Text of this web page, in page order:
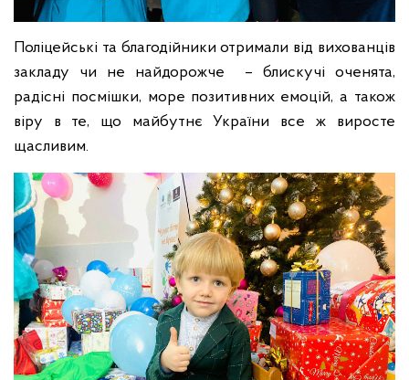
Поліцейські та благодійники отримали від вихованців
закладу чи не найдорожче – блискучі оченята,
радісні посмішки, море позитивних емоцій, а також
віру в те, що майбутнє України все ж виросте
щасливим.